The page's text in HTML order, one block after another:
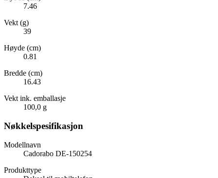
7.46
Vekt (g)
39
Høyde (cm)
0.81
Bredde (cm)
16.43
Vekt ink. emballasje
100,0 g
Nøkkelspesifikasjon
Modellnavn
Cadorabo DE-150254
Produkttype